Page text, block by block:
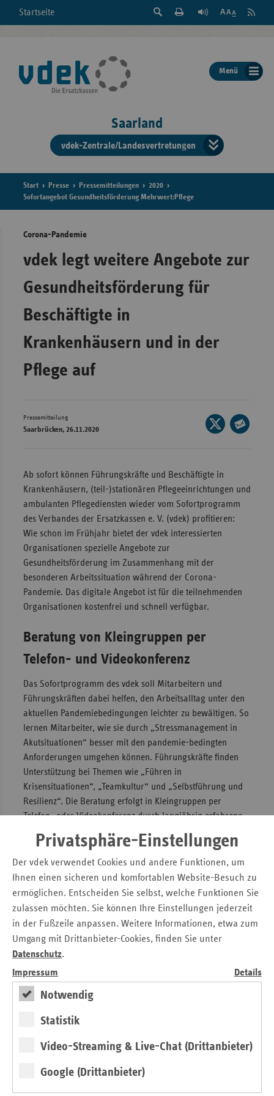
Privatsphäre-Einstellungen
Der vdek verwendet Cookies und andere Funktionen, um
Ihnen einen sicheren und komfortablen Website-Besuch zu
ermöglichen. Entscheiden Sie selbst, welche Funktionen Sie
zulassen möchten. Sie können Ihre Einstellungen jederzeit
in der Fußzeile anpassen. Weitere Informationen, etwa zum
Umgang mit Drittanbieter-Cookies, finden Sie unter
Datenschutz.
Impressum
Details
Notwendig
Statistik
Video-Streaming & Live-Chat (Drittanbieter)
Google (Drittanbieter)
Startseite
Suche
der
Seite
Feed
Menü
Saarland
vdek-Zentrale/Landesvertretungen
der
Start Presse Pressemitteilungen
2020
Sofortangebot Gesundheitsförderung Mehrwert:Pflege
Corona-Pandemie
vdek legt weitere Angebote zur
Gesundheitsförderung für
Beschäftigte in
Krankenhäusern und in der
Pflege auf
Pressemitteilung
Saarbrücken, 26.11.2020
Seite
auf
Mail
Ab sofort können Führungskräfte und Beschäftigte in
Krankenhäusern, (teil-)stationären Pflegeeinrichtungen und
ambulanten Pflegediensten wieder vom Sofortprogramm
des Verbandes der Ersatzkassen e. V. (vdek) profitieren:
Wie schon im Frühjahr bietet der vdek interessierten
Organisationen spezielle Angebote zur
Gesundheitsförderung im Zusammenhang mit der
besonderen Arbeitssituation während der Corona-
Pandemie. Das digitale Angebot ist für die teilnehmenden
Organisationen kostenfrei und schnell verfügbar.
Beratung von Kleingruppen per
Telefon- und Videokonferenz
Das Sofortprogramm des vdek soll Mitarbeitern und
Führungskräften dabei helfen, den Arbeitsalltag unter den
aktuellen Pandemiebedingungen leichter zu bewältigen. So
lernen Mitarbeiter, wie sie durch „Stressmanagement in
Akutsituationen“ besser mit den pandemie-bedingten
Anforderungen umgehen können. Führungskräfte finden
Unterstützung bei Themen wie „Führen in
Krisensituationen“, „Teamkultur“ und „Selbstführung und
Resilienz“. Die Beratung erfolgt in Kleingruppen per
Telefon- oder Videokonferenz durch langjährig erfahrene
Betriebliche Gesundheitsförderung
auch in Krisenzeiten
„Viele Beschäftigte in Krankenhäusern und in der Pflege
sind derzeit extrem hohen Belastungen ausgesetzt. Da ist es
besonders wichtig, die betriebliche Gesundheitsförderung
nicht aus den Augen zu verlieren. Mit unserem
die durch ihren unermüdlichen Einsatz alles dafür tun,
Patienten und Pflegebedürftige bestmöglich zu versorgen“,
Saarland.
Das Sofortangebot wird im Rahmen des
ersatzkassengemeinsamen Angebots MEHRWERT:PFLEGE